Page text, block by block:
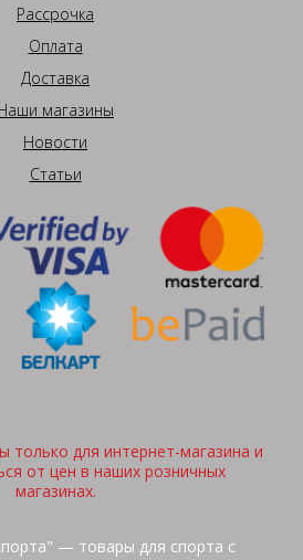
Рассрочка
Оплата
Доставка
магазины
Новости
Статьи
только для интернет-магазина и
от цен в наших розничных
магазинах.
— товары для спорта с